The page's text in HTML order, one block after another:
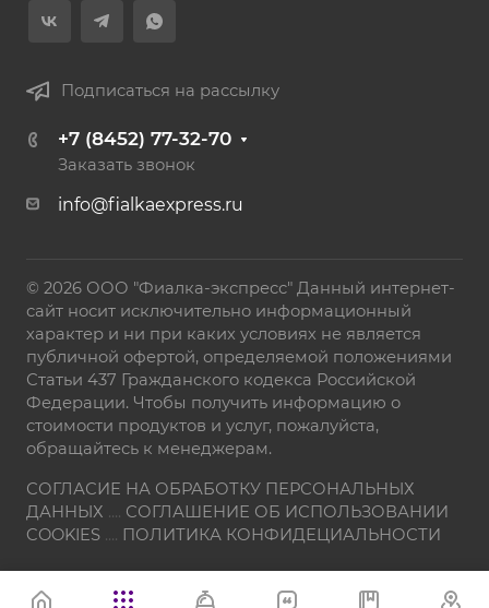
Подписаться на рассылку
+7 (8452) 77-32-70
Заказать звонок
info@fialkaexpress.ru
© 2026 ООО "Фиалка-экспресс" Данный интернет-
сайт носит исключительно информационный
характер и ни при каких условиях не является
публичной офертой, определяемой положениями
Статьи 437 Гражданского кодекса Российской
Федерации. Чтобы получить информацию о
стоимости продуктов и услуг, пожалуйста,
обращайтесь к менеджерам.
СОГЛАСИЕ НА ОБРАБОТКУ ПЕРСОНАЛЬНЫХ
ДАННЫХ .... СОГЛАШЕНИЕ ОБ ИСПОЛЬЗОВАНИИ
COOKIES .... ПОЛИТИКА КОНФИДЕЦИАЛЬНОСТИ